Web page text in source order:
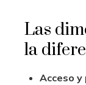
Las
la
Acceso y